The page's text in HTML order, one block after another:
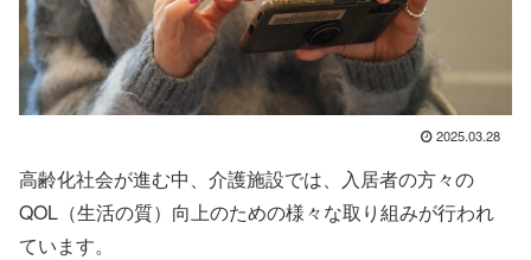
2025.03.28
高齢化社会が進む中、介護施設では、入居者の方々の
QOL（生活の質）向上のための様々な取り組みが行われ
ています。